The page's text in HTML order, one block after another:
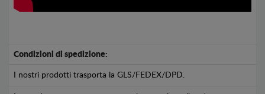
Condizioni di spedizione:
I nostri prodotti trasporta la GLS/FEDEX/DPD.